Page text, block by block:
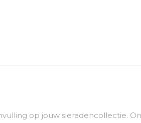
op jouw sieradencollectie.